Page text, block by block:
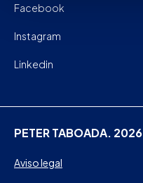
Facebook
Instagram
Linkedin
PETER TABOADA. 2026
Aviso legal